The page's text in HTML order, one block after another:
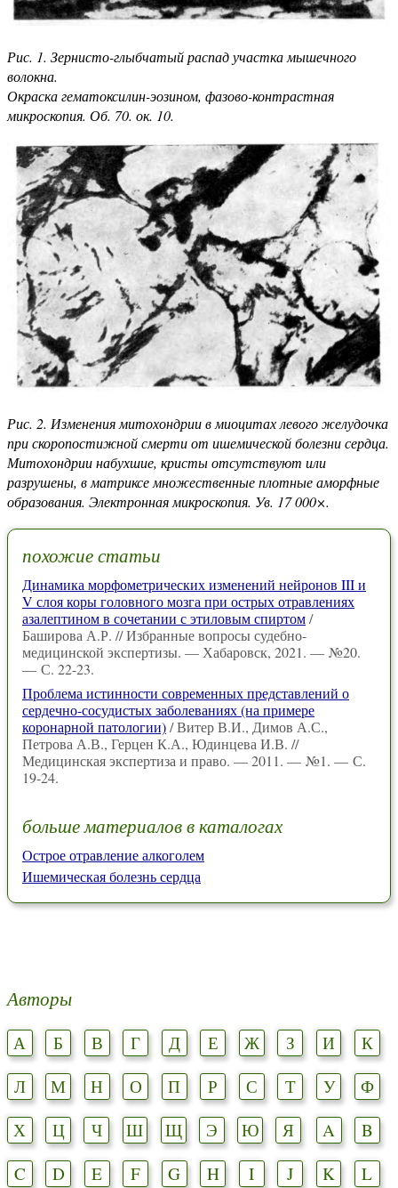
Рис. 1. Зернисто-глыбчатый распад участка мышечного
волокна.
Окраска гематоксилин-эозином, фазово-контрастная
микроскопия. Об. 70. ок. 10.
Рис. 2. Изменения митохондрии в миоцитах левого желудочка
при скоропостижной смерти от ишемической болезни сердца.
Митохондрии набухшие, кристы отсутствуют или
разрушены, в матриксе множественные плотные аморфные
образования. Электронная микроскопия. Ув. 17 000×.
похожие статьи
Динамика морфометрических изменений нейронов III и
V слоя коры головного мозга при острых отравлениях
азалептином в сочетании с этиловым спиртом/
Баширова А.Р. // Избранные вопросы судебно-
медицинской экспертизы. — Хабаровск, 2021. — №20.
— С. 22-23.
Проблема истинности современных представлений о
сердечно-сосудистых заболеваниях (на примере
коронарной патологии)/ Витер В.И., Димов А.С.,
Петрова А.В., Герцен К.А., Юдинцева И.В. //
Медицинская экспертиза и право. — 2011. — №1. — С.
19-24.
больше материалов в каталогах
Острое отравление алкоголем
Ишемическая болезнь сердца
Авторы
А Б В Г Д Е Ж З И
К
Л
М Н О П Р С Т У
Ф
Х
Ц Ч Ш Щ Э Ю Я A
B
C
D E F G H I J K
L